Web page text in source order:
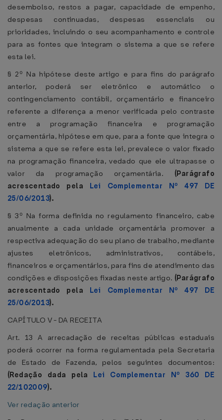
desembolso, restos a pagar, capacidade de empenho,
despesas continuadas, despesas essenciais ou
prioridades, incluindo o seu acompanhamento e controle
para as fontes que integram o sistema a que se refere
esta lei.
§ 2º Na hipótese deste artigo e para fins do parágrafo
anterior, poderá ser eletrônico e automático o
contingenciamento contábil, orçamentário e financeiro
referente a diferença a menor verificada pelo contraste
entre a programação financeira e programação
orçamentária, hipótese em que, para a fonte que integra o
sistema a que se refere esta lei, prevalece o valor fixado
na programação financeira, vedado que ele ultrapasse o
valor da programação orçamentária. (Parágrafo
acrescentado pela Lei Complementar Nº 497 DE
25/06/2013).
§ 3º Na forma definida no regulamento financeiro, cabe
anualmente a cada unidade orçamentária promover a
respectiva adequação do seu plano de trabalho, mediante
ajustes eletrônicos, administrativos, contábeis,
financeiros e orçamentários, para fins de atendimento das
condições e disposições fixadas neste artigo. (Parágrafo
acrescentado pela Lei Complementar Nº 497 DE
25/06/2013).
CAPÍTULO V - DA RECEITA
Art. 13 A arrecadação de receitas públicas estaduais
poderá ocorrer na forma regulamentada pela Secretaria
de Estado de Fazenda, pelos seguintes documentos:
(Redação dada pela Lei Complementar Nº 360 DE
22/102009).
Ver redação anterior